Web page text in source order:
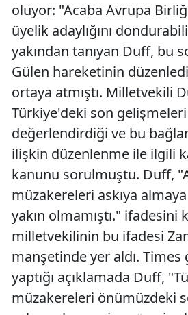
oluyor: "Acaba Avrupa
üyelik adaylığını
yakından tanıyan Duff, bu
Gülen hareketinin
ortaya atmıştı. Milletvekili
Türkiye'deki son gelişmeleri
değerlendirdiği ve bu
ilişkin düzenlenme ile ilgili
kanunu sorulmuştu. Duff,
müzakereleri askıya
yakın olmamıştı." ifadesini
milletvekilinin bu ifadesi
manşetinde yer aldı. Times
yaptığı açıklamada Duff,
müzakereleri önümüzdeki